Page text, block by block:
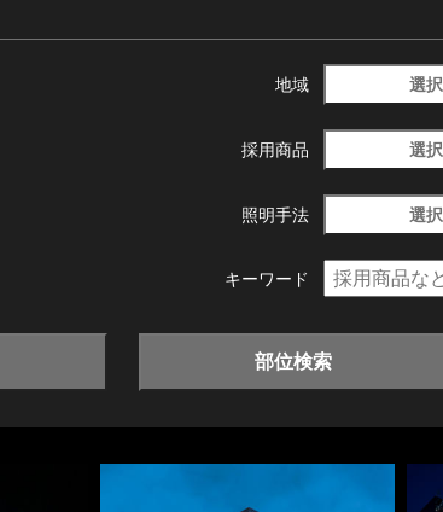
地域 選択
採用商品 選択
照明手法 選択
キーワード
部位検索